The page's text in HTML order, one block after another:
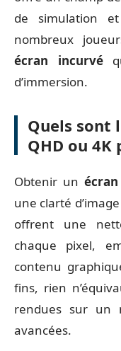
de simulation
nombreux
écran incurvé
d’immersion.
Quels sont
QHD ou 4K
Obtenir un
une clarté
offrent une
chaque pixel,
contenu
fins, rien
rendues sur un
avancées.